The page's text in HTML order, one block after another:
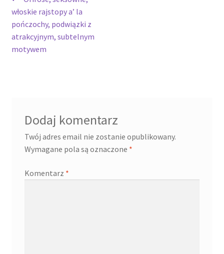
wpisu
wpis:
włoskie rajstopy a’ la
pończochy, podwiązki z
atrakcyjnym, subtelnym
motywem
Dodaj komentarz
Twój adres email nie zostanie opublikowany.
Wymagane pola są oznaczone *
Komentarz *